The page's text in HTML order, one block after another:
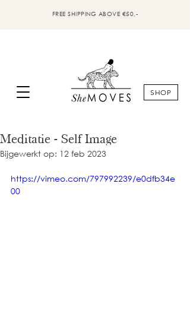
FREE SHIPPING ABOVE €50,-
SHOP
Meditatie - Self Image
Bijgewerkt op: 12 feb 2023
https://vimeo.com/797992239/e0dfb34e
00